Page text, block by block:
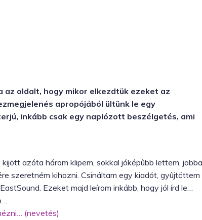
az oldalt, hogy mikor elkezdtük ezeket az
apropójából ültünk le egy
inkább csak egy naplózott beszélgetés, ami
azóta három klipem, sokkal jóképûbb lettem,
szeretném kihozni. Csináltam egy kiadót, gyûjtöttem
Ezeket majd leírom inkább, hogy jól írd le…
(nevetés)